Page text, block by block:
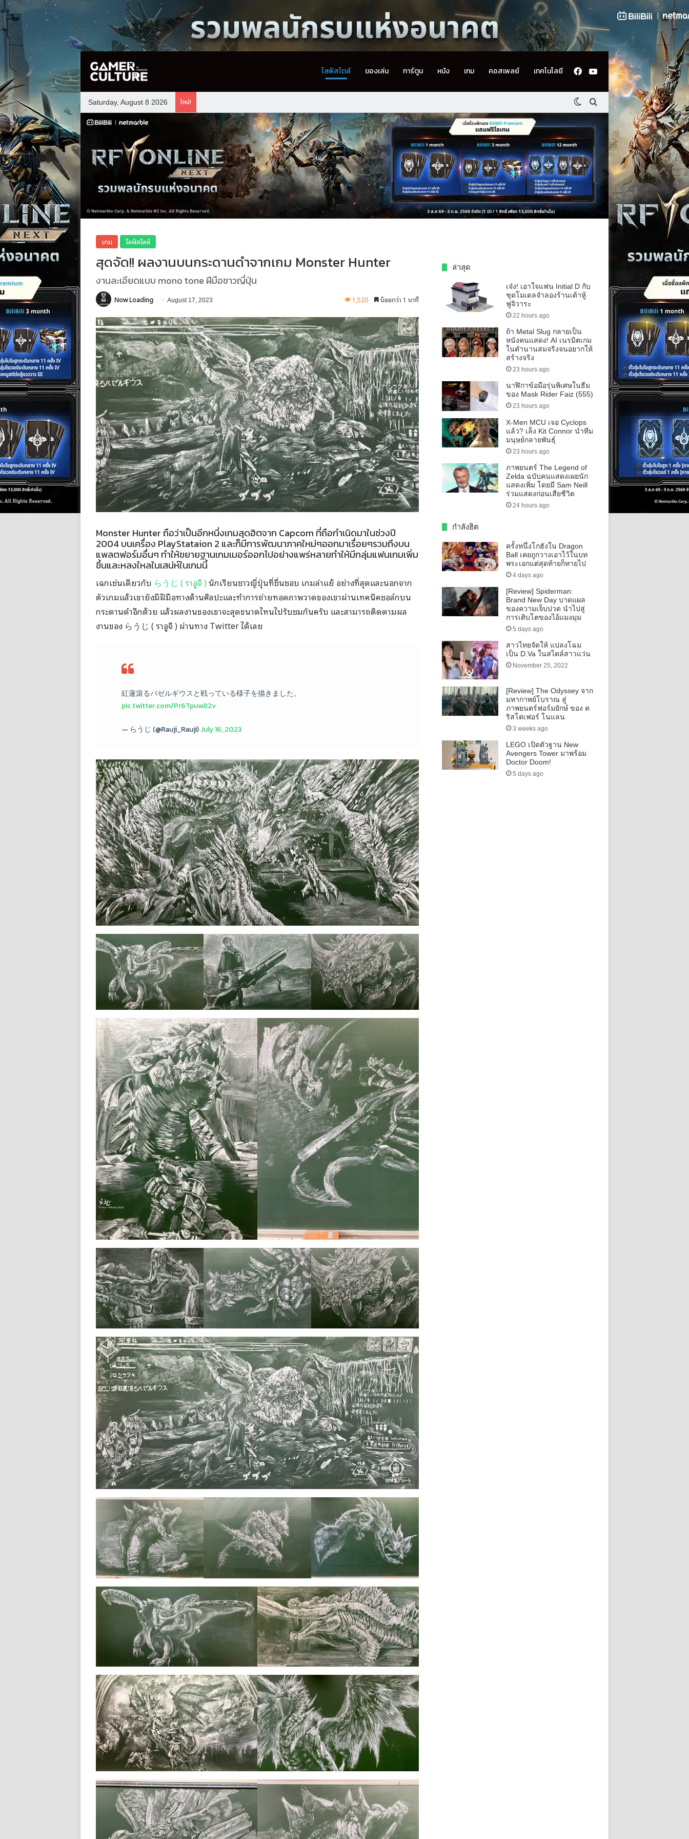
ไลฟ์สไตล์ ของเล่น การ์ตูน หนัง เกม คอสเพลย์ เทคโนโลยี Facebook
YouTube
Saturday, August 8 2026 ใหม่! Switch skin
ค้นหา
เกม ไลฟ์สไตล์
สุดจัด!! ผลงานบนกระดานดำจากเกม Monster Hunter
งานละเอียดแบบ mono tone ฝีมือชาวญี่ปุ่น
Now Loading August 17, 2023 1,520 น้อยกว่า 1 นาที
Monster Hunter ถือว่าเป็นอีกหนึ่งเกมสุดฮิตจาก Capcom ที่ถือกำเนิดมาในช่วงปี
2004 บนเครื่อง PlayStataion 2 และก็มีการพัฒนาภาคใหม่ๆออกมาเรื่อยๆรวมถึงบน
แพลตฟอร์มอื่นๆ ทำให้ขยายฐานเกมเมอร์ออกไปอย่างแพร่หลายทำให้มีกลุ่มแฟนเกมเพิ่ม
ขึ้นและหลงใหลในเสน่ห์ในเกมนี้
เฉกเช่นเดียวกับ らうじ ( ราอูจิ )นักเรียนชาวญี่ปุ่นที่ชื่นชอบ เกมล่าแย้ อย่างที่สุดและนอกจาก
ตัวเกมแล้วเขายังมีฝีมือทางด้านศิลปะและทำการถ่ายทอดภาพวาดของเขาผ่านเทคนิคชอล์กบน
กระดานดำอีกด้วย แล้วผลงานของเขาจะสุดขนาดไหนไปรับชมกันครับ และสามารถติดตามผล
งานของ らうじ ( ราอูจิ ) ผ่านทาง Twitter ได้เลย
紅蓮滾るバゼルギウスと戦っている様子を描きました。
pic.twitter.com/Pr6Tpuw82v
— らうじ (@Rauji_Rauji)July 16, 2023
ล่าสุด
เจ๋ง! เอาใจแฟน Initial D กับ
ชุดโมเดลจำลองร้านเต้าหู้
ฟูจิวาระ
22 hours ago
ถ้า Metal Slug กลายเป็น
หนังคนแสดง! AI เนรมิตเกม
ในตำนานสมจริงจนอยากให้
สร้างจริง
23 hours ago
นาฬิกาข้อมือรุ่นพิเศษในธีม
ของ Mask Rider Faiz (555)
23 hours ago
X-Men MCU เจอ Cyclops
แล้ว? เล็ง Kit Connor นำทีม
มนุษย์กลายพันธุ์
23 hours ago
ภาพยนตร์ The Legend of
Zelda ฉบับคนแสดงเผยนัก
แสดงเพิ่ม โดยมี Sam Neill
ร่วมแสดงก่อนเสียชีวิต
24 hours ago
กำลังฮิต
ครั้งหนึ่งโกฮังใน Dragon
Ball เคยถูกวางเอาไว้ในบท
พระเอกแต่สุดท้ายก็หายไป
4 days ago
[Review] Spiderman:
Brand New Day บาดแผล
ของความเจ็บปวด นำไปสู่
การเติบโตของไอ้แมงมุม
5 days ago
สาวไทยจัดให้ แปลงโฉม
เป็น D.Va ในสไตล์สาวแว่น
November 25, 2022
[Review] The Odyssey จาก
มหากาพย์โบราณ สู่
ภาพยนตร์ฟอร์มยักษ์ ของ ค
ริสโตเฟอร์ โนแลน
3 weeks ago
LEGO เปิดตัวฐาน New
Avengers Tower มาพร้อม
Doctor Doom!
5 days ago